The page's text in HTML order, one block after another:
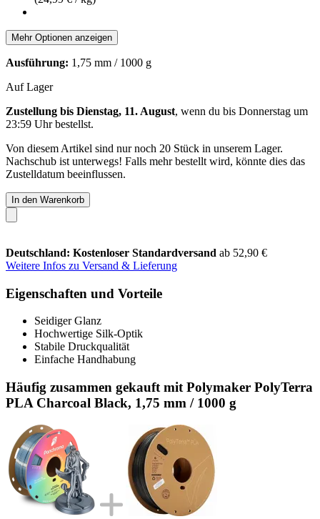
Mehr Optionen anzeigen
Ausführung: 1,75 mm / 1000 g
Auf Lager
Zustellung bis Dienstag, 11. August, wenn du bis Donnerstag um
23:59 Uhrbestellst.
Von diesem Artikel sind nur noch 20 Stück in unserem Lager.
Nachschub ist unterwegs! Falls mehr bestellt wird, könnte dies das
Zustelldatum beeinflussen.
In den Warenkorb
Deutschland: Kostenloser Standardversand ab 52,90 €
Weitere Infos zu Versand & Lieferung
Eigenschaften und Vorteile
Seidiger Glanz
Hochwertige Silk-Optik
Stabile Druckqualität
Einfache Handhabung
Häufig zusammen gekauft mit Polymaker PolyTerra
PLA Charcoal Black, 1,75 mm / 1000 g